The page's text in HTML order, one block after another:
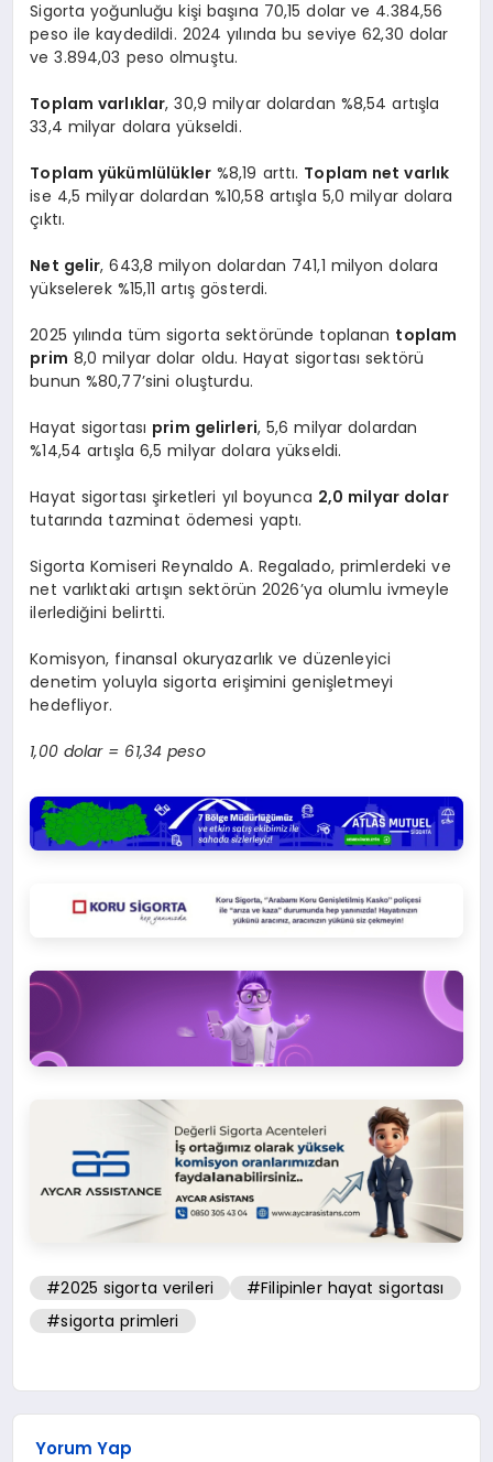
Sigorta yoğunluğu kişi başına 70,15 dolar ve 4.384,56
peso ile kaydedildi. 2024 yılında bu seviye 62,30 dolar
ve 3.894,03 peso olmuştu.
Toplam varlıklar, 30,9 milyar dolardan %8,54 artışla
33,4 milyar dolara yükseldi.
Toplam yükümlülükler%8,19 arttı. Toplam net varlık
ise 4,5 milyar dolardan %10,58 artışla 5,0 milyar dolara
çıktı.
Net gelir, 643,8 milyon dolardan 741,1 milyon dolara
yükselerek %15,11 artış gösterdi.
2025 yılında tüm sigorta sektöründe toplanan toplam
prim 8,0 milyar dolar oldu. Hayat sigortası sektörü
bunun %80,77’sini oluşturdu.
Hayat sigortası prim gelirleri, 5,6 milyar dolardan
%14,54 artışla 6,5 milyar dolara yükseldi.
Hayat sigortası şirketleri yıl boyunca 2,0 milyar dolar
tutarında tazminat ödemesi yaptı.
Sigorta Komiseri Reynaldo A. Regalado, primlerdeki ve
net varlıktaki artışın sektörün 2026’ya olumlu ivmeyle
ilerlediğini belirtti.
Komisyon, finansal okuryazarlık ve düzenleyici
denetim yoluyla sigorta erişimini genişletmeyi
hedefliyor.
1,00 dolar = 61,34 peso
#2025 sigorta verileri
#Filipinler hayat sigortası
#sigorta primleri
Yorum Yap